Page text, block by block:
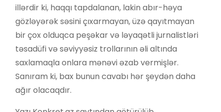
illərdir ki, haqqı tapdalanan, lakin abır-həya
gözləyərək səsini çıxarmayan, üzə qayıtmayan
bir çox olduqca peşəkar və ləyaqətli jurnalistləri
təsadüfi və səviyyəsiz trollarının əli altında
saxlamaqla onlara mənəvi əzab vermişlər.
Sanıram ki, bax bunun cavabı hər şeydən daha
ağır olacaqdır.